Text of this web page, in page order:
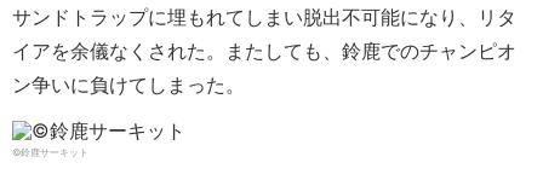
サンドトラップに埋もれてしまい脱出不可能になり、リタ
イアを余儀なくされた。またしても、鈴鹿でのチャンピオ
ン争いに負けてしまった。
©鈴鹿サーキット